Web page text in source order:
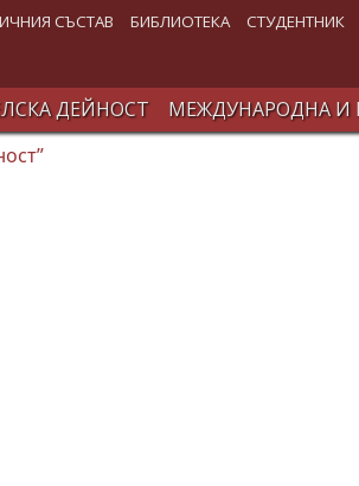
СЪСТАВ БИБЛИОТЕКА СТУДЕНТНИК
ДЕЙНОСТ
МЕЖДУНАРОДНА И